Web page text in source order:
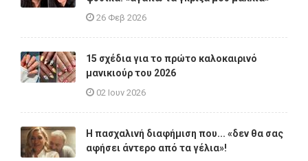
26 Φεβ 2026
15 σχέδια για το πρώτο καλοκαιρινό
μανικιούρ του 2026
02 Ιουν 2026
Η πασχαλινή διαφήμιση που... «δεν θα σας
αφήσει άντερο από τα γέλια»!